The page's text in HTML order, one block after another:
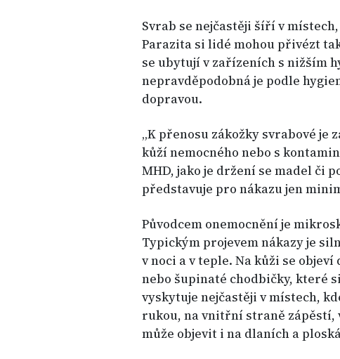
Svrab se nejčastěji šíří v
Parazita si lidé mohou přivézt
se ubytují v zařízeních s nižším
nepravděpodobná je podle
dopravou.
„K přenosu zákožky svrabové
kůží nemocného nebo s
MHD, jako je držení se madel či
představuje pro nákazu jen
Původcem onemocnění je
Typickým projevem nákazy je
v noci a v teple. Na kůži se
nebo šupinaté chodbičky, které
vyskytuje nejčastěji v místech,
rukou, na vnitřní straně zápěstí,
může objevit i na dlaních a